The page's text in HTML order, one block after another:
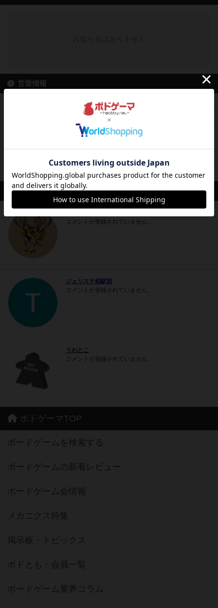
営業情報
5時間1100円～未登録
10時00分～21時00分
登録されていません
席数 7卓28席
スタッフ
コメントが登録されていません。
ジェリステ柏駅前
コメントが登録されていません。
うわとこ
コメントが登録されていません。
ボドゲーマTOP
ボードゲームを検索する
ボードゲームの新着レビュー
ボードゲーム会情報
メカニクス特集
掲示板・トピックス
ボドとも・会員一覧
ボードゲーム業界コラム